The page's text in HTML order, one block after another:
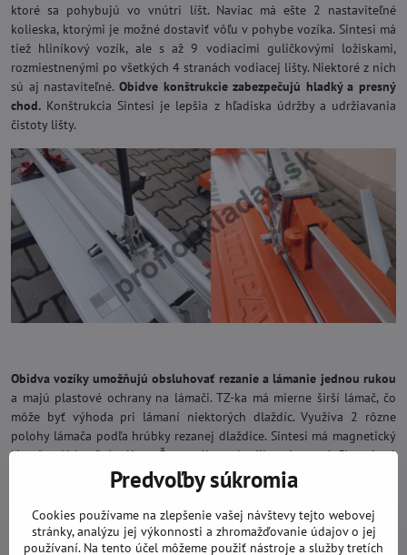
ktoré sa pohybujú vo vnútri líšt. Naviac má ešte 2 nastaviteľné
kolieska, ktorými je možné dostaviť vôľu v pohybe vozíka. Sintesi má
tiež hliníkový vozík, ale s až 9 vodiacimi guličkovými ložiskami,
rozmiestnenými po všetkých 4 stranách vodiacej lišty. Niektoré z nich
sú aj nastaviteľné. Obidve konštrukcie zabezpečujú hladký a presný
chod. Konštrukcia Sintesi je lepšia z hľadiska údržby a udržiavania
čistoty lišty.
Obidva vozíky umožňujú obsluhovať rezanie a lámanie jednou rukou
a majú plastové ochrany na lámači. TZ-ka má mierne širší lámač, čo
môže byť výhoda pri lámaní niektorých dlaždíc. Využíva 2 rôzne
polohy lámača podľa hrúbky rezanej dlaždice. Sintesi má magnetický
lámač ovládateľný pákou. Čo sa týka pohodlia pri rezaní, Sintesi má
profilovanú hliníkovú páku s postrannými gumovými rúčkami, ktoré
zabezpečujú pevnejšie uchopenie páky. TZ-ka má na konci rúčky
gumovú rukoväť, ktorá poskytuje lepší komfort pri používaní.
Predvoľby súkromia
Cookies používame na zlepšenie vašej návštevy tejto webovej
stránky, analýzu jej výkonnosti a zhromažďovanie údajov o jej
používaní. Na tento účel môžeme použiť nástroje a služby tretích